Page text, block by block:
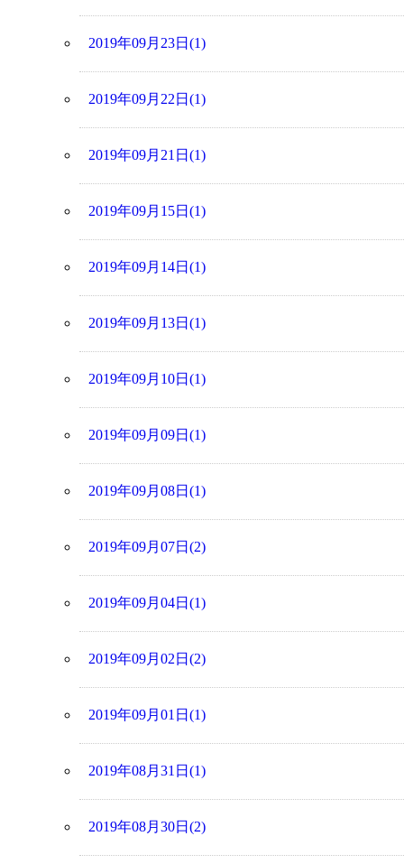
2019年09月23日(1)
2019年09月22日(1)
2019年09月21日(1)
2019年09月15日(1)
2019年09月14日(1)
2019年09月13日(1)
2019年09月10日(1)
2019年09月09日(1)
2019年09月08日(1)
2019年09月07日(2)
2019年09月04日(1)
2019年09月02日(2)
2019年09月01日(1)
2019年08月31日(1)
2019年08月30日(2)